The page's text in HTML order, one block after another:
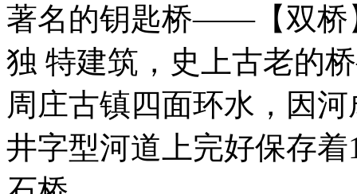
著名的钥匙桥——【双桥
独 特建筑，史上古老的
周庄古镇四面环水，因
井字型河道上完好保存